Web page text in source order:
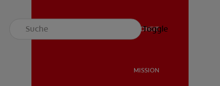
MUNDGESUNDHEIT
MISSION
Toggle